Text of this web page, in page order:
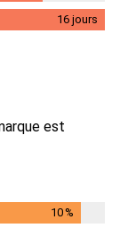
16 jours
est
10%